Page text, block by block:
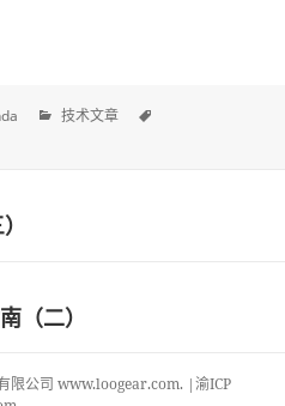
技术文章
（二）
限公司 www.loogear.com. |渝ICP